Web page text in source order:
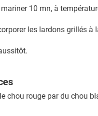
10 mn, à
les lardons grillés à
chou rouge par du chou